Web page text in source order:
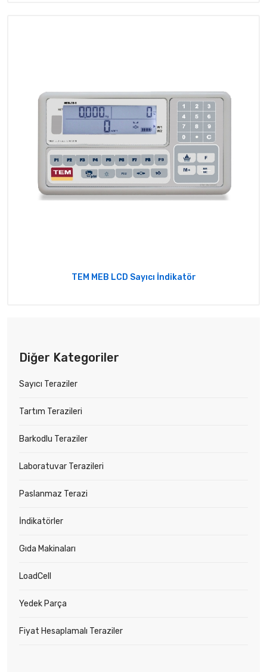
TEM MEB LCD Sayıcı İndikatör
Diğer Kategoriler
Sayıcı Teraziler
Tartım Terazileri
Barkodlu Teraziler
Laboratuvar Terazileri
Paslanmaz Terazi
İndikatörler
Gıda Makinaları
LoadCell
Yedek Parça
Fiyat Hesaplamalı Teraziler